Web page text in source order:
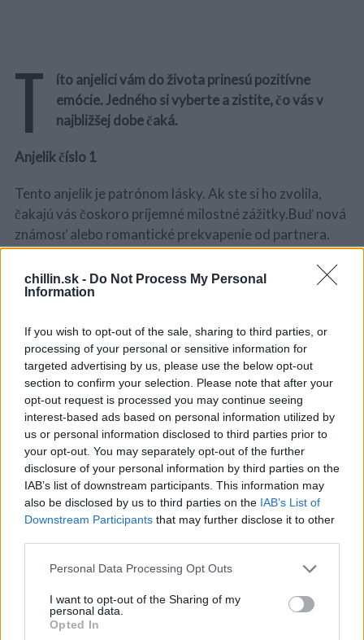
chillin.sk - Do Not Process My Personal
Information
If you wish to opt-out of the sale, sharing to third parties, or
processing of your personal or sensitive information for
targeted advertising by us, please use the below opt-out
section to confirm your selection. Please note that after your
opt-out request is processed you may continue seeing
interest-based ads based on personal information utilized by
us or personal information disclosed to third parties prior to
your opt-out. You may separately opt-out of the further
disclosure of your personal information by third parties on the
IAB’s list of downstream participants. This information may
also be disclosed by us to third parties on the IAB’s List of
Downstream Participants that may further disclose it to other
Personal Data Processing Opt Outs
I want to opt-out of the Sharing of my
personal data.
Opted In
T
íto anjelici vám do života prinesú pozitívne
emócie. Jedného si vyberte a zistite, čo vás v
najbližšej dobe čaká.
Anjelik číslo 1
Tento anjelik je patrónom lásky. Ak ste si ho zvolila,
čakajú vás čoskoro príjemné milostné zážitky.Buď nová
známosť alebo romantické prekvapenie od partnera.
Anjelik číslo 2
krásne, nádherné emócie. V najbližšom období budete
prítomná krásnej udalosti, ktorá vám prinesie veľa
spokojnosti a šťastia.
Anjelik číslo 3
Číslo tri je anjelom splnených prianí. Ak ste si ho
vybrala, môžete v blízkej dobe očakávať splnenie
nejakého svojho želania.
Anjelik číslo 4
vám prinesie veľa príjemných prekvapení.
Anjelik číslo 5
S
e
a
r
c
h
f
o
r